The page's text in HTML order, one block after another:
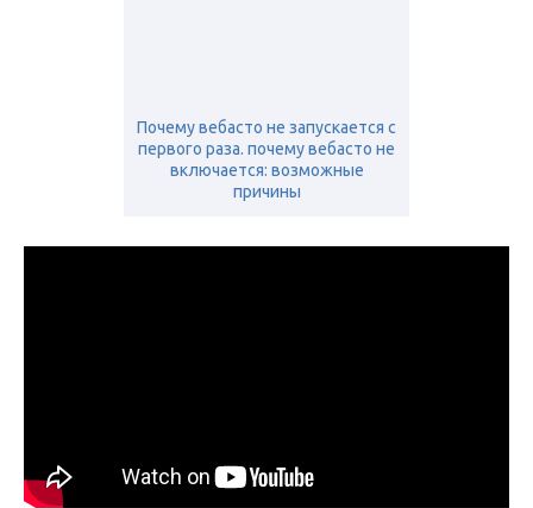
Почему вебасто не запускается с
первого раза. почему вебасто не
включается: возможные
причины